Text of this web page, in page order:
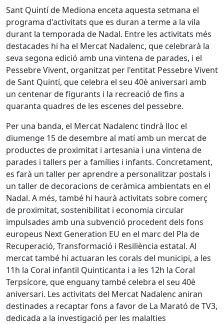
Sant Quintí de Mediona enceta aquesta setmana el
programa d'activitats que es duran a terme a la vila
durant la temporada de Nadal. Entre les activitats més
destacades hi ha el Mercat Nadalenc, que celebrarà la
seva segona edició amb una vintena de parades, i el
Pessebre Vivent, organitzat per l'entitat Pessebre Vivent
de Sant Quintí, que celebra el seu 40è aniversari amb
un centenar de figurants i la recreació de fins a
quaranta quadres de les escenes del pessebre.
Per una banda, el Mercat Nadalenc tindrà lloc el
diumenge 15 de desembre al matí amb un mercat de
productes de proximitat i artesania i una vintena de
parades i tallers per a famílies i infants. Concretament,
es farà un taller per aprendre a personalitzar postals i
un taller de decoracions de ceràmica ambientats en el
Nadal. A més, també hi haurà activitats sobre comerç
de proximitat, sostenibilitat i economia circular
impulsades amb una subvenció procedent dels fons
europeus Next Generation EU en el marc del Pla de
Recuperació, Transformació i Resiliència estatal. Al
mercat també hi actuaran les corals del municipi, a les
11h la Coral infantil Quinticanta i a les 12h la Coral
Terpsícore, que enguany també celebra el seu 40è
aniversari. Les activitats del Mercat Nadalenc aniran
destinades a recaptar fons a favor de La Marató de TV3,
dedicada a la investigació per les malalties